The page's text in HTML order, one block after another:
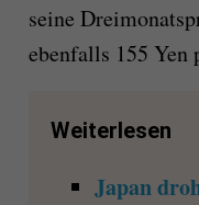
seine
ebenfalls 155 Yen
Weiterlesen
Japan